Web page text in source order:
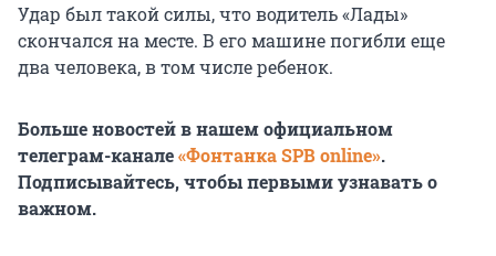
Удар был такой силы, что водитель «Лады»
скончался на месте. В его машине погибли еще
два человека, в том числе ребенок.
Больше новостей в нашем официальном
телеграм-канале«Фонтанка SPB online».
Подписывайтесь, чтобы первыми узнавать о
важном.